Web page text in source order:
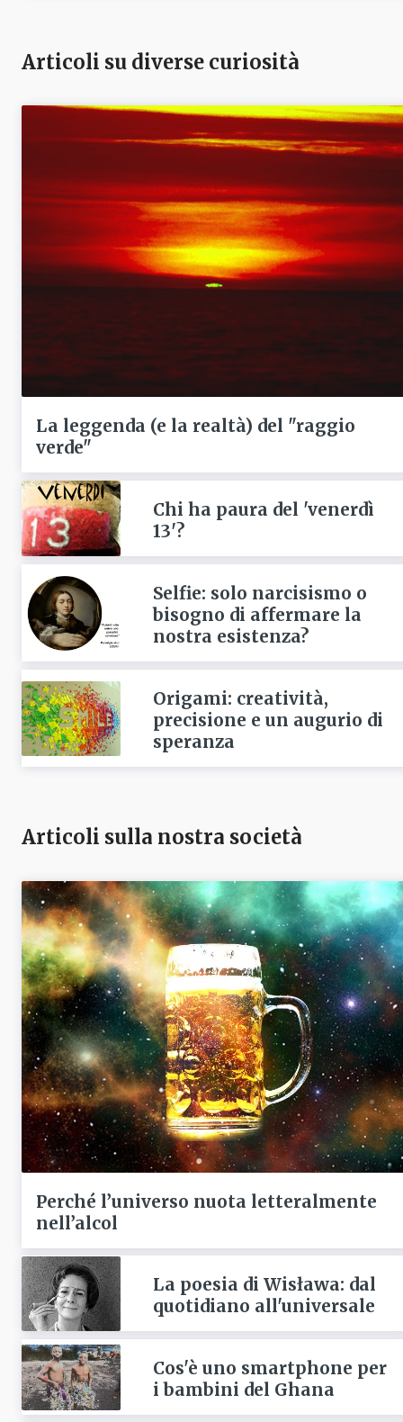
Articoli su diverse curiosità
La leggenda (e la realtà) del "raggio
verde"
Chi ha paura del 'venerdì
13'?
Selfie: solo narcisismo o
bisogno di affermare la
nostra esistenza?
Origami: creatività,
precisione e un augurio di
speranza
Articoli sulla nostra società
Perché l’universo nuota letteralmente
nell’alcol
La poesia di Wisława: dal
quotidiano all'universale
Cos'è uno smartphone per
i bambini del Ghana